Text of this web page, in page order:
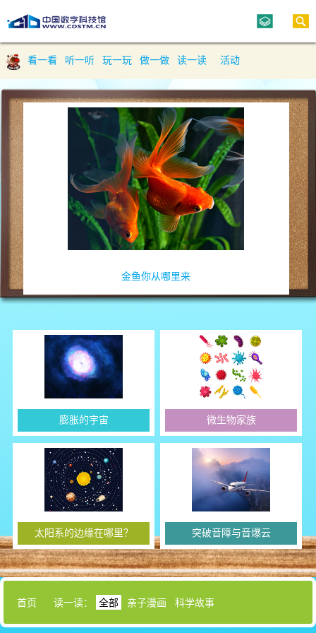
看一看 听一听 玩一玩 做一做 读一读 活动
金鱼你从哪里来
膨胀的宇宙 微生物家族
太阳系的边缘在哪里？ 突破音障与音爆云
首页 读一读： 全部 亲子漫画 科学故事